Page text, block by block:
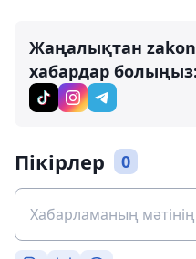
Жаңалықтан
хабардар болыңыз:
Пікірлер 0